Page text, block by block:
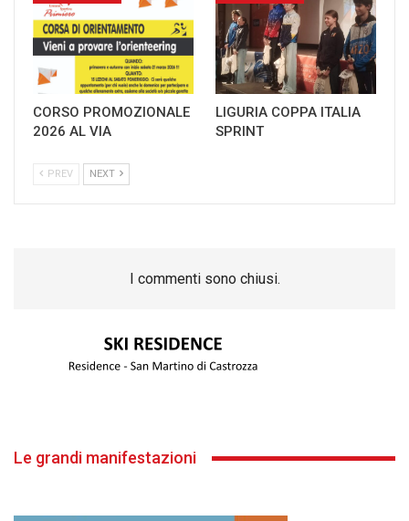
CORSO PROMOZIONALE
2026 AL VIA
LIGURIA COPPA ITALIA
SPRINT
PREV NEXT
I commenti sono chiusi.
Le grandi manifestazioni